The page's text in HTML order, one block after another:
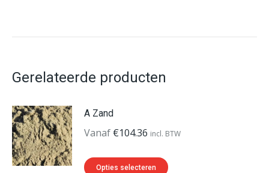
Gerelateerde producten
A Zand
Vanaf €104.36 incl. BTW
Opties selecteren
Dit